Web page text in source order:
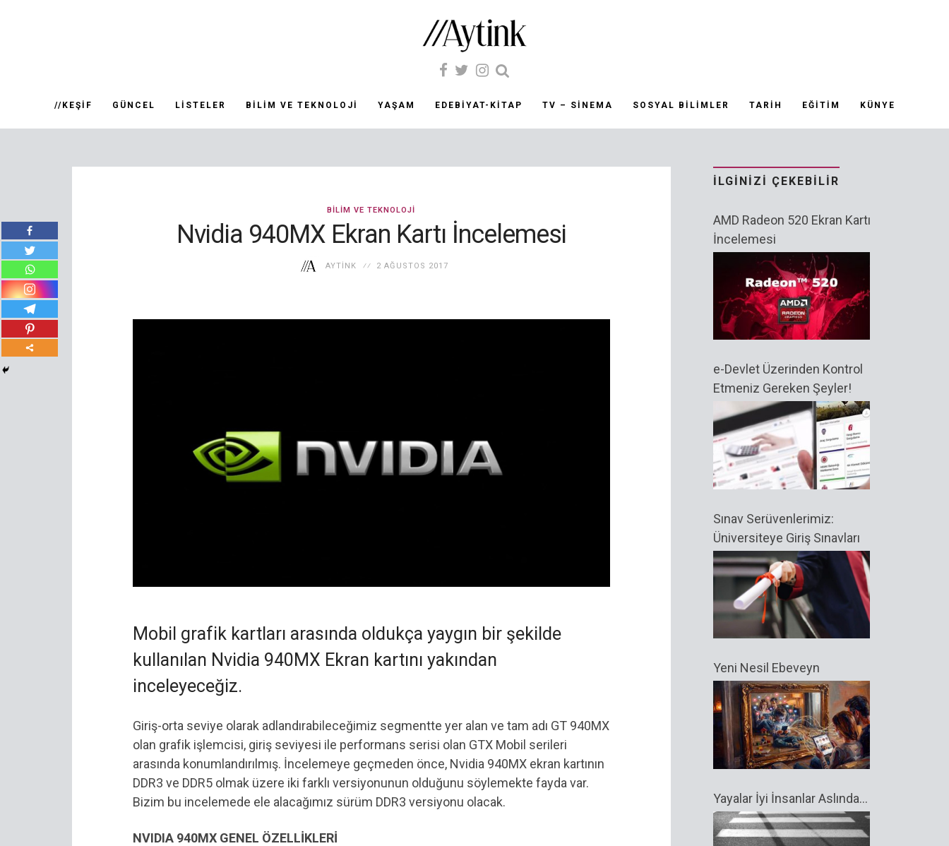
//KEŞIF GÜNCEL LISTELER BILIM VE TEKNOLOJI YAŞAM EDEBIYAT-KITAP TV – SINEMA SOSYAL BILIMLER TARIH EĞITIM KÜNYE
BILIM VE TEKNOLOJI
Nvidia 940MX Ekran Kartı İncelemesi
AYTINK 2 AĞUSTOS 2017
Mobil grafik kartları arasında oldukça yaygın bir şekilde
kullanılan Nvidia 940MX Ekran kartını yakından
inceleyeceğiz.
Giriş-orta seviye olarak adlandırabileceğimiz segmentte yer alan ve tam adı GT 940MX
olan grafik işlemcisi, giriş seviyesi ile performans serisi olan GTX Mobil serileri
arasında konumlandırılmış. İncelemeye geçmeden önce, Nvidia 940MX ekran kartının
DDR3 ve DDR5 olmak üzere iki farklı versiyonunun olduğunu söylemekte fayda var.
Bizim bu incelemede ele alacağımız sürüm DDR3 versiyonu olacak.
NVIDIA 940MX GENEL ÖZELLİKLERİ
İLGINIZI ÇEKEBILIR
AMD Radeon 520 Ekran Kartı
İncelemesi
e-Devlet Üzerinden Kontrol
Etmeniz Gereken Şeyler!
Sınav Serüvenlerimiz:
Üniversiteye Giriş Sınavları
Yeni Nesil Ebeveyn
Yayalar İyi İnsanlar Aslında…